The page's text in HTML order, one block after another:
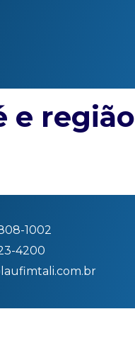
e região
1002
4200